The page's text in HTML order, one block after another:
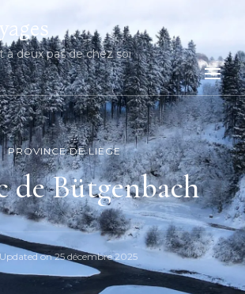
à deux pas de chez soi
PROVINCE DE LIÈGE
de Bütgenbach
Updated on25 décembre 2025